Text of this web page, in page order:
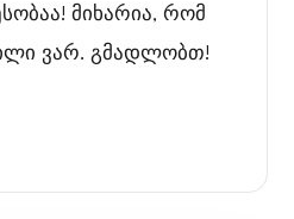
მიხარია, რომ
ვარ. გმადლობთ!